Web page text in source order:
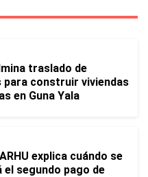
traslado de
para construir viviendas
en Guna Yala
explica cuándo se
el segundo pago de